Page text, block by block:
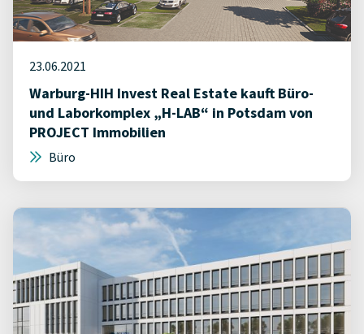
23.06.2021
Warburg-HIH Invest Real Estate kauft Büro-
und Laborkomplex „H-LAB“ in Potsdam von
PROJECT Immobilien
Büro